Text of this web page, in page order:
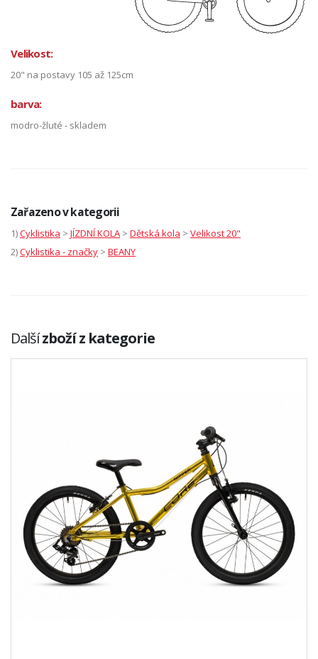
Velikost:
20" na postavy 105 až 125cm
barva:
modro-žluté - skladem
Zařazeno v kategorii
1)Cyklistika > JÍZDNÍ KOLA > Dětská kola > Velikost 20"
2)Cyklistika - značky > BEANY
Dalšízboží z kategorie